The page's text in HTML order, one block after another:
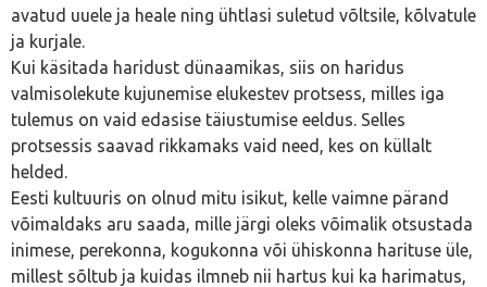
avatud uuele ja heale ning ühtlasi suletud võltsile, kõlvatule
ja kurjale.
Kui käsitada haridust dünaamikas, siis on haridus
valmisolekute kujunemise elukestev protsess, milles iga
tulemus on vaid edasise täiustumise eeldus. Selles
protsessis saavad rikkamaks vaid need, kes on küllalt
helded.
Eesti kultuuris on olnud mitu isikut, kelle vaimne pärand
võimaldaks aru saada, mille järgi oleks võimalik otsustada
inimese, perekonna, kogukonna või ühiskonna harituse üle,
millest sõltub ja kuidas ilmneb nii hartus kui ka harimatus,